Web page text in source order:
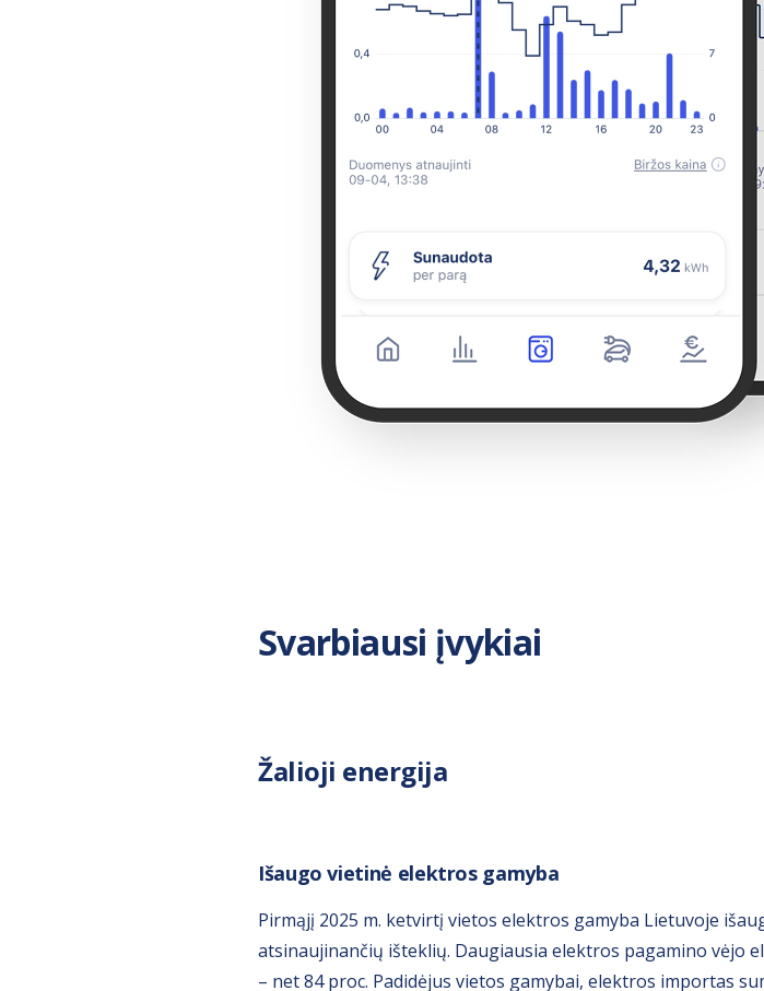
Svarbiausi įvykiai
Žalioji energija
Išaugo vietinė elektros gamyba
Pirmąjį 2025 m. ketvirtį vietos elektros gamyba Lietuvoje
atsinaujinančių išteklių. Daugiausia elektros pagamino vėjo
– net 84 proc. Padidėjus vietos gamybai, elektros importas